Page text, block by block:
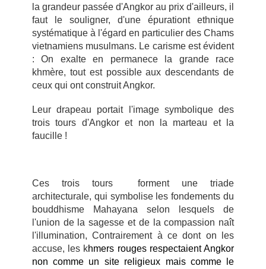
la grandeur passée d'Angkor au prix d'ailleurs, il
faut le souligner, d'une épurationt ethnique
systématique à l'égard en particulier des Chams
vietnamiens musulmans. Le carisme est évident
: On exalte en permanece la grande race
khmère, tout est possible aux descendants de
ceux qui ont construit Angkor.
Leur drapeau portait l'image symbolique des
trois tours d'Angkor et non la marteau et la
faucille !
Ces trois tours forment une triade
architecturale, qui symbolise les fondements du
bouddhisme Mahayana selon lesquels de
l'union de la sagesse et de la compassion naît
l'illumination, Contrairement à ce dont on les
accuse, les khmers rouges respectaient Angkor
non comme un site religieux mais comme le